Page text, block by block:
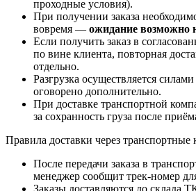
проходные условия).
При получении заказа
вовремя — ожидание возможно
Если получить заказ в
по вине клиента, повторная
отдельно.
Разгрузка осуществляется
оговорено дополнительно.
При доставке транспортной
за сохранность груза после
Правила доставки через транспортные
После передачи заказа в
менеджер сообщит трек-номер
Заказы доставляются до склада